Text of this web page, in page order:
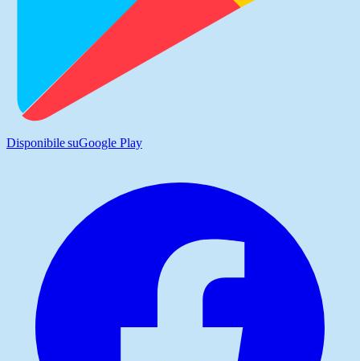
Disponibile suGoogle Play